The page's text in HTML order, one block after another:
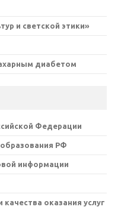
и светской этики»
диабетом
Федерации
РФ
информации
оказания услуг